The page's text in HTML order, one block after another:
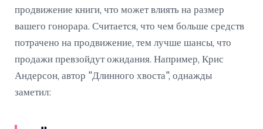
продвижение книги, что может влиять на размер
вашего гонорара. Считается, что чем больше средств
потрачено на продвижение, тем лучше шансы, что
продажи превзойдут ожидания. Например, Крис
Андерсон, автор "Длинного хвоста", однажды
заметил: